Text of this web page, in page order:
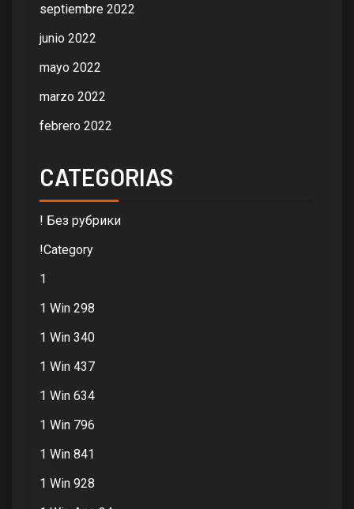
septiembre 2022
junio 2022
mayo 2022
marzo 2022
febrero 2022
CATEGORIAS
! Без рубрики
!Category
1
1 Win 298
1 Win 340
1 Win 437
1 Win 634
1 Win 796
1 Win 841
1 Win 928